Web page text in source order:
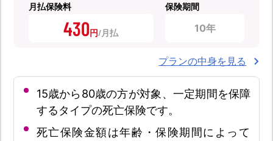
月払保険料
430円
保険期間
10年
プランの中身を見る
15歳から80歳の方が対象、一定期間を保障
するタイプの死亡保険です。
死亡保険金額は年齢・保険期間によって